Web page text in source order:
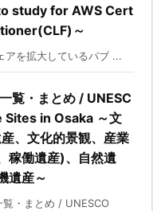
study for AWS Cert
～
を拡大しているパブ ...
覧・まとめ / UNESC
in Osaka ～文
、文化的景観、産業
稼働遺産)、自然遺
遺産～
・まとめ / UNESCO